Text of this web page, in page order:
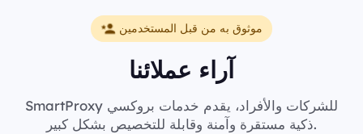
موثوق به من قبل المستخدمين
آراء عملائنا
SmartProxy للشركات والأفراد، يقدم خدمات بروكسي
ذكية مستقرة وآمنة وقابلة للتخصيص بشكل كبير.